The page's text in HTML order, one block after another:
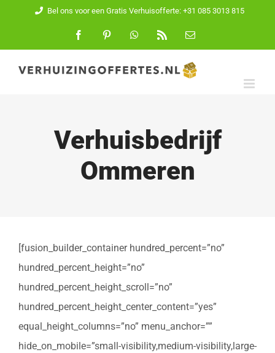
inhoud
Bel ons voor een Gratis Verhuisofferte: +31 085 3013 815
FacebookPinterest WhatsApp
E-
Verhuisbedrijf
Ommeren
[fusion_builder_container hundred_percent=”no”
hundred_percent_height=”no”
hundred_percent_height_scroll=”no”
hundred_percent_height_center_content=”yes”
equal_height_columns=”no” menu_anchor=””
hide_on_mobile=”small-visibility,medium-visibility,large-